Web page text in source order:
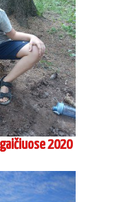
2020